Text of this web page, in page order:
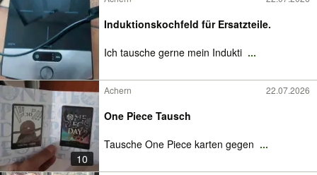
Induktionskochfeld für Ersatzteile.
Ich tausche gerne mein Indukti ...
10
Achern 22.07.2026
One Piece Tausch
Tausche One Piece karten gegen ...